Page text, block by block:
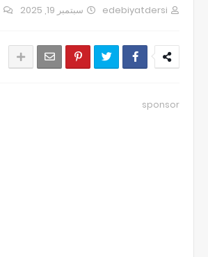
edebiyatdersi سبتمبر 19, 2025
sponsor